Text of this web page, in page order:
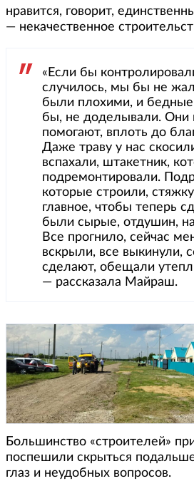
нравится, говорит,
— некачественное
«Если бы
случилось, мы бы не
были плохими, и
бы, не доделывали. Они
помогают, вплоть до
Даже траву у нас
вспахали, штакетник,
подремонтировали.
которые строили,
главное, чтобы теперь
были сырые, отдушин,
Все прогнило, сейчас
вскрыли, все выкинули,
сделают, обещали
— рассказала Майраш.
Большинство «строителей»
поспешили скрыться
глаз и неудобных вопросов.